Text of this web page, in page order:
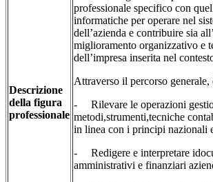
Descrizione
della figura
professionale
professionale specifico con
informatiche per operare nel
dell’azienda e contribuire sia
miglioramento organizzativo e
dell’impresa inserita nel
Attraverso il percorso generale,
- Rilevare le operazioni
metodi,strumenti,tecniche
in linea con i principi nazionali
- Redigere e interpretare
amministrativi e finanziari